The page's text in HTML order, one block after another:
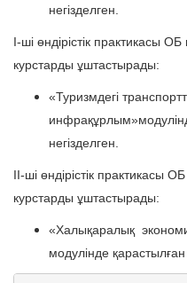
негізделген.
I-ші өндірістік практикасы
курстарды ұштастырады:
«Туризмдегі
негізделген.
II-ші өндірістік практикасы
курстарды ұштастырады:
«Халықаралық
модулінде